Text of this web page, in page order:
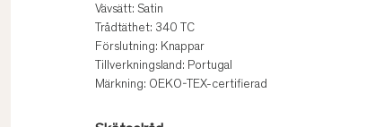
Vävsätt: Satin
Trådtäthet: 340 TC
Förslutning: Knappar
Tillverkningsland: Portugal
Märkning: OEKO-TEX-certifierad